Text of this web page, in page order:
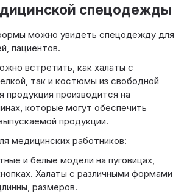
спецодежды
можно увидеть спецодежду для
пациентов.
встретить, как халаты с
так и костюмы из свободной
продукция производится на
которые могут обеспечить
продукции.
медицинских работников:
и белые модели на пуговицах,
Халаты с различными формами
размеров.